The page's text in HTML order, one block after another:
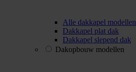
Alle dakkapel modellen
Dakkapel plat dak
Dakkapel slepend dak
Dakopbouw modellen